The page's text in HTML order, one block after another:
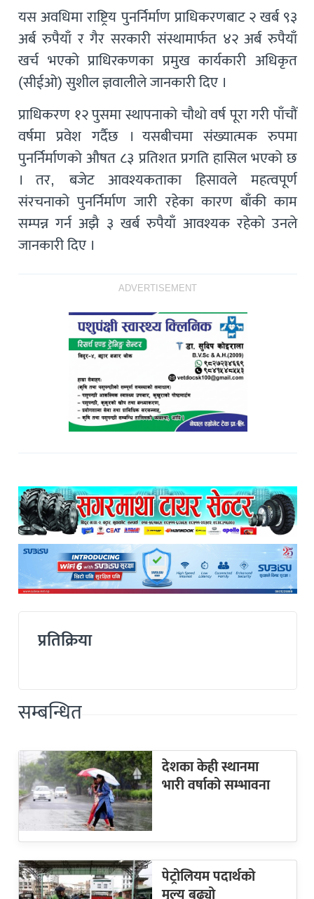
यस अवधिमा राष्ट्रिय पुनर्निर्माण प्राधिकरणबाट २ खर्ब ९३
अर्ब रुपैयाँ र गैर सरकारी संस्थामार्फत ४२ अर्ब रुपैयाँ
खर्च भएको प्राधिरकणका प्रमुख कार्यकारी अधिकृत
(सीईओ) सुशील ज्ञवालीले जानकारी दिए ।
प्राधिकरण १२ पुसमा स्थापनाको चौथो वर्ष पूरा गरी पाँचौं
वर्षमा प्रवेश गर्दैछ । यसबीचमा संख्यात्मक रुपमा
पुनर्निर्माणको औषत ८३ प्रतिशत प्रगति हासिल भएको छ
। तर, बजेट आवश्यकताका हिसावले महत्वपूर्ण
संरचनाको पुनर्निर्माण जारी रहेका कारण बाँकी काम
सम्पन्न गर्न अझै ३ खर्ब रुपैयाँ आवश्यक रहेको उनले
जानकारी दिए ।
ADVERTISEMENT
प्रतिक्रिया
सम्बन्धित
देशका केही स्थानमा
भारी वर्षाको सम्भावना
पेट्रोलियम पदार्थको